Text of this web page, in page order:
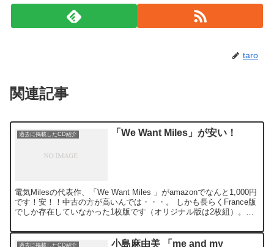
taro
関連記事
過去に掲載したCD紹介 「We Want Miles」が安い！
電気Milesの代表作、「We Want Miles 」がamazonでなんと1,000円
です！安！！中古の方が高いんでは・・・。 しかも長らくFrance版
でしか存在していなかった1枚版です（オリジナル版は2枚組）。板
過去に掲載したCD紹介
小島麻由美 「me and my